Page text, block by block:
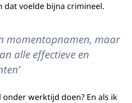
dat voelde bijna crimineel.
momentopnamen, maar
alle effectieve en
werktijd doen? En als ik